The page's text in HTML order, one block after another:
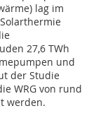
lag im
27,6 TWh
und
der Studie
WRG von rund
werden.